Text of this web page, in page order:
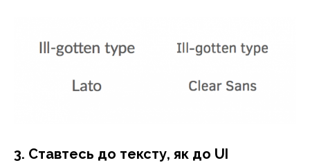
3. Ставтесь до тексту, як до UI